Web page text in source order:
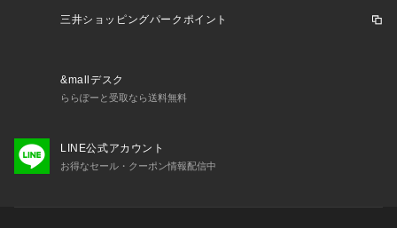
三井ショッピングパークポイント
&mallデスク
ららぽーと受取なら送料無料
LINE公式アカウント
お得なセール・クーポン情報配信中